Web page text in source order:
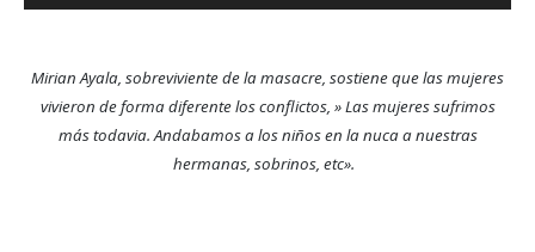
Mirian Ayala, sobreviviente de la masacre, sostiene que las mujeres
vivieron de forma diferente los conflictos, » Las mujeres sufrimos
más todavia. Andabamos a los niños en la nuca a nuestras
hermanas, sobrinos, etc».